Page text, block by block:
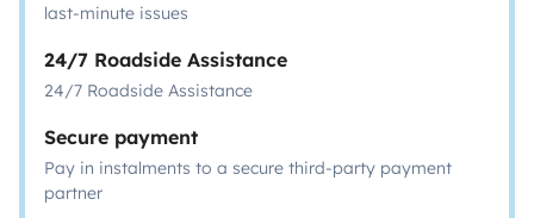
last-minute issues
24/7 Roadside Assistance
24/7 Roadside Assistance
Secure payment
Pay in instalments to a secure third-party payment
partner